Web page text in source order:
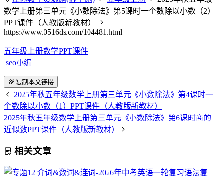
数学上册第三单元《小数除法》第5课时一个数除以小数（2）
PPT课件（人教版新教材）
https://www.0516ds.com/104481.html
五年级上册数学PPT课件
seo小编
复制本文链接
2025年秋五年级数学上册第三单元《小数除法》第4课时一
个数除以小数（1）PPT课件（人教版新教材）
2025年秋五年级数学上册第三单元《小数除法》第6课时商的
近似数PPT课件（人教版新教材）
相关文章